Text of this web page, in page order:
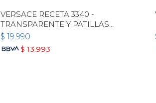
VERSACE RECETA 3340 -
TRANSPARENTE Y PATILLAS
METAL
$ 19.990
$ 13.993